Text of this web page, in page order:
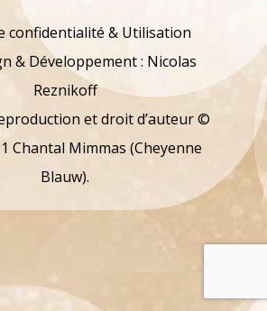
confidentialité & Utilisation
& Développement : Nicolas
Reznikoff
et droit d’auteur ©
Chantal Mimmas (Cheyenne
Blauw).